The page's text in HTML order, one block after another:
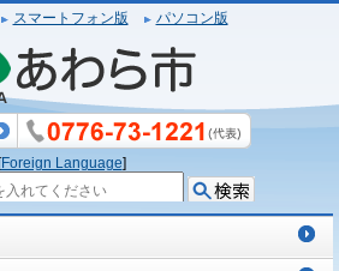
スマートフォン版 パソコン版
[Foreign Language]